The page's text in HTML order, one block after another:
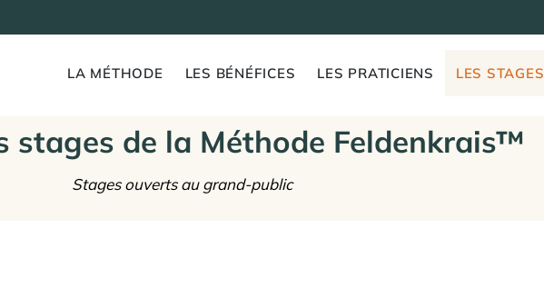
LA MÉTHODE LES BÉNÉFICES LES PRATICIENS LES STAGES
stages de la Méthode Feldenkrais™
Stages ouverts au grand-public